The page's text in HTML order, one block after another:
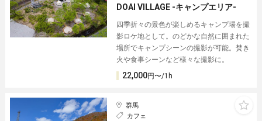
DOAI VILLAGE -キャンプエリア-
四季折々の景色が楽しめるキャンプ場を撮
影ロケ地として。のどかな自然に囲まれた
場所でキャンプシーンの撮影が可能。焚き
火や食事シーンなど様々な撮影に。
22,000円〜/1h
群馬
カフェ